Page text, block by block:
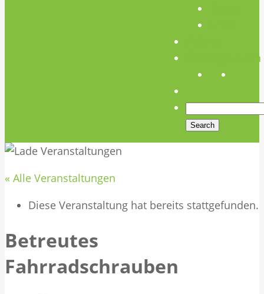
Öffnungszeiten
« Alle Veranstaltungen
Diese Veranstaltung hat bereits stattgefunden.
Betreutes
Fahrradschrauben